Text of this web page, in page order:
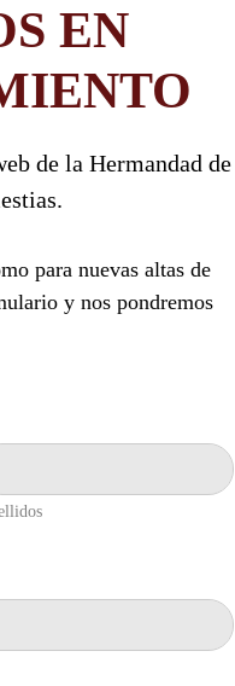
EN
de la Hermandad de
para nuevas altas de
y nos pondremos